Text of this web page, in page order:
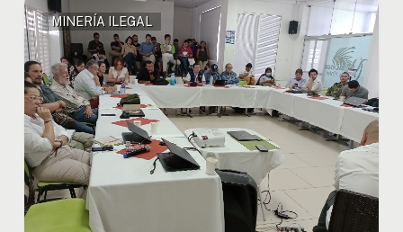
Taller
discute
acciones
necesarias
para
gestionar
los
impactos
de
la
minería
ilegal
MINERÍA ILEGAL